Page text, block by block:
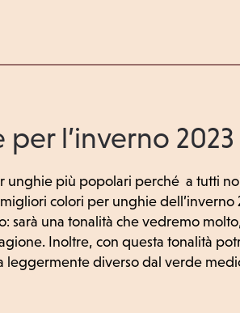
l’inverno 2023
unghie più popolari perché a tutti
colori per unghie dell’inverno
sarà una tonalità che vedremo
Inoltre, con questa tonalità
leggermente diverso dal verde